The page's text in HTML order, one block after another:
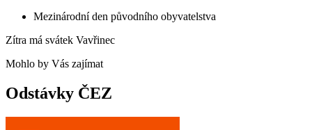
Mezinárodní den původního obyvatelstva
Zítra má svátek Vavřinec
Mohlo by Vás zajímat
Odstávky ČEZ